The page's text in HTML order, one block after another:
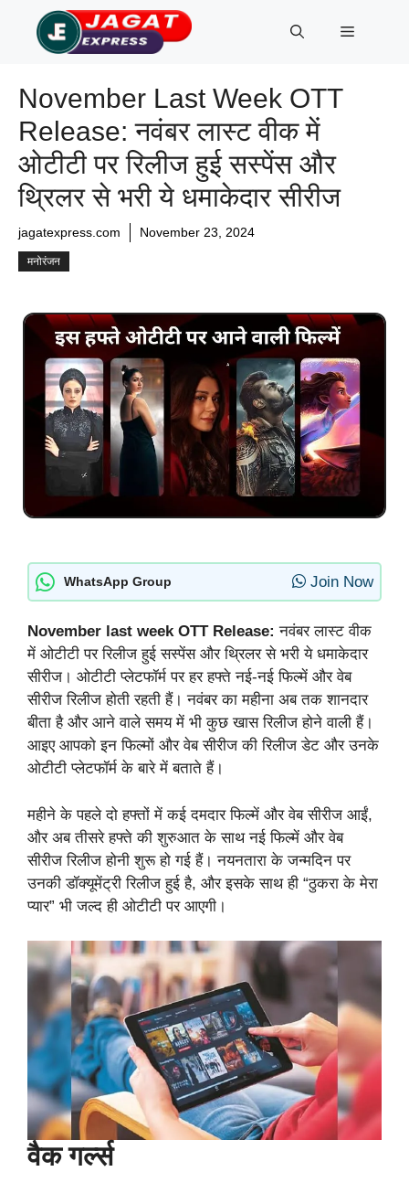
content
Menu
November Last Week OTT
Release: नवंबर लास्ट वीक में
ओटीटी पर रिलीज हुई सस्पेंस और
थ्रिलर से भरी ये धमाकेदार सीरीज
jagatexpress.com November 23, 2024
मनोरंजन
WhatsApp Group Join Now
November last week OTT Release:नवंबर लास्ट वीक
में ओटीटी पर रिलीज हुई सस्पेंस और थ्रिलर से भरी ये धमाकेदार
सीरीज। ओटीटी प्लेटफॉर्म पर हर हफ्ते नई-नई फिल्में और वेब
सीरीज रिलीज होती रहती हैं। नवंबर का महीना अब तक शानदार
बीता है और आने वाले समय में भी कुछ खास रिलीज होने वाली हैं।
आइए आपको इन फिल्मों और वेब सीरीज की रिलीज डेट और उनके
ओटीटी प्लेटफॉर्म के बारे में बताते हैं।
महीने के पहले दो हफ्तों में कई दमदार फिल्में और वेब सीरीज आईं,
और अब तीसरे हफ्ते की शुरुआत के साथ नई फिल्में और वेब
सीरीज रिलीज होनी शुरू हो गई हैं। नयनतारा के जन्मदिन पर
उनकी डॉक्यूमेंट्री रिलीज हुई है, और इसके साथ ही “ठुकरा के मेरा
प्यार” भी जल्द ही ओटीटी पर आएगी।
वैक गर्ल्स